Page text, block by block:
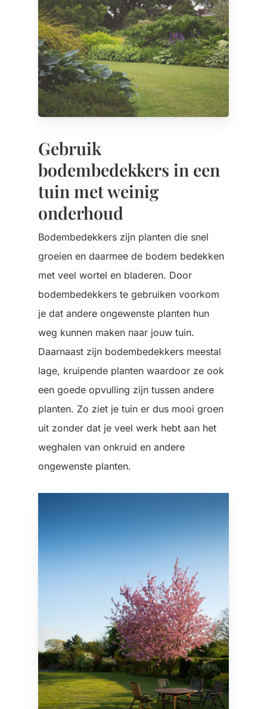
Gebruik
bodembedekkers in een
tuin met weinig
onderhoud
Bodembedekkers zijn planten die snel
groeien en daarmee de bodem bedekken
met veel wortel en bladeren. Door
bodembedekkers te gebruiken voorkom
je dat andere ongewenste planten hun
weg kunnen maken naar jouw tuin.
Daarnaast zijn bodembedekkers meestal
lage, kruipende planten waardoor ze ook
een goede opvulling zijn tussen andere
planten. Zo ziet je tuin er dus mooi groen
uit zonder dat je veel werk hebt aan het
weghalen van onkruid en andere
ongewenste planten.